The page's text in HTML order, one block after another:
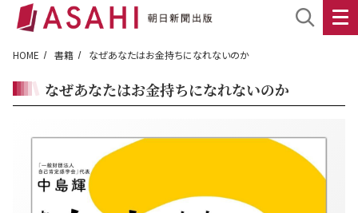
HOME 書籍 なぜあなたはお金持ちになれないのか
なぜあなたはお金持ちになれないのか